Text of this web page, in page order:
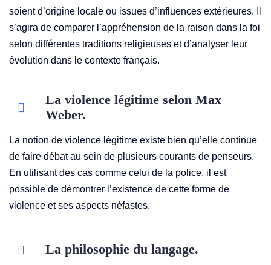
soient d’origine locale ou issues d’influences extérieures. Il
s’agira de comparer l’appréhension de la raison dans la foi
selon différentes traditions religieuses et d’analyser leur
évolution dans le contexte français.
La violence légitime selon Max
Weber.
La notion de violence légitime existe bien qu’elle continue
de faire débat au sein de plusieurs courants de penseurs.
En utilisant des cas comme celui de la police, il est
possible de démontrer l’existence de cette forme de
violence et ses aspects néfastes.
La philosophie du langage.